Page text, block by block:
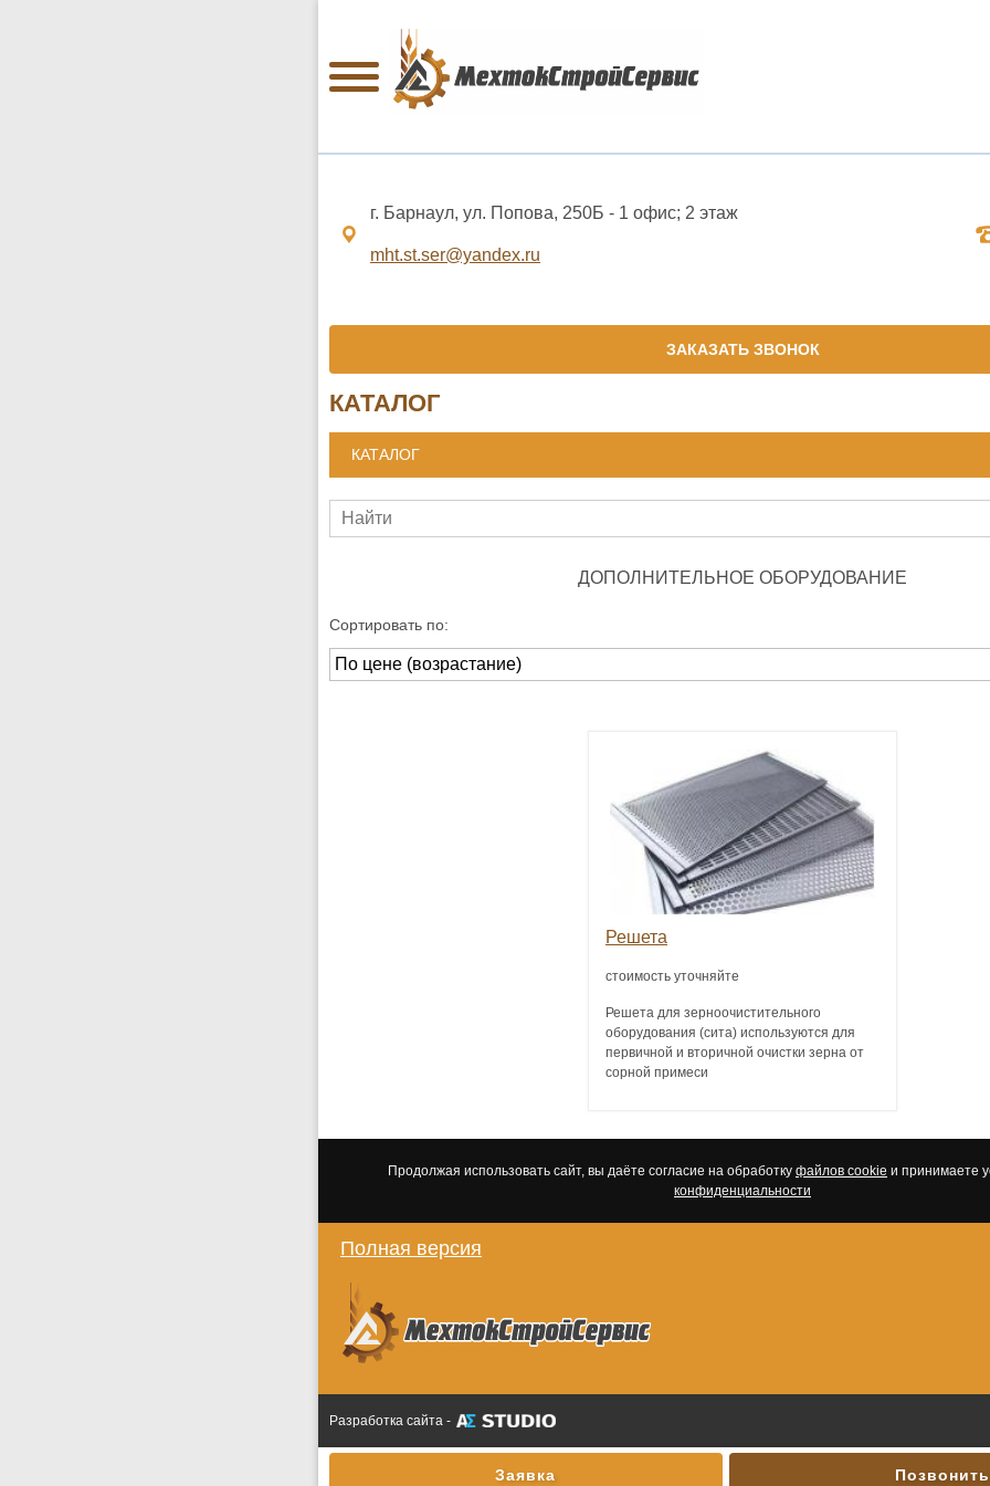
г. Барнаул, ул. Попова, 250Б - 1 офис; 2 этаж
mht.st.ser@yandex.ru
ЗАКАЗАТЬ ЗВОНОК
КАТАЛОГ
КАТАЛОГ
ДОПОЛНИТЕЛЬНОЕ ОБОРУДОВАНИЕ
Сортировать по:
Решета
стоимость уточняйте
Решета для зерноочистительного
оборудования (сита) используются для
первичной и вторичной очистки зерна от
сорной примеси
Продолжая использовать сайт, вы даёте согласие на обработку файлов cookie и принимаете
конфиденциальности
Полная версия
Разработка сайта -
Заявка Позвонить